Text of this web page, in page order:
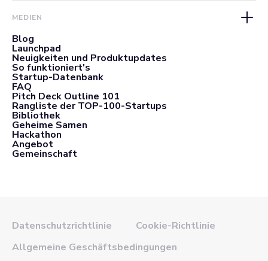
MEDIEN
Blog
Launchpad
Neuigkeiten und Produktupdates
So funktioniert's
Startup-Datenbank
FAQ
Pitch Deck Outline 101
Rangliste der TOP-100-Startups
Bibliothek
Geheime Samen
Hackathon
Angebot
Gemeinschaft
Datenschutzrichtlinie
Cookie-Richtlinie
Allgemeine Geschäftsbedingungen